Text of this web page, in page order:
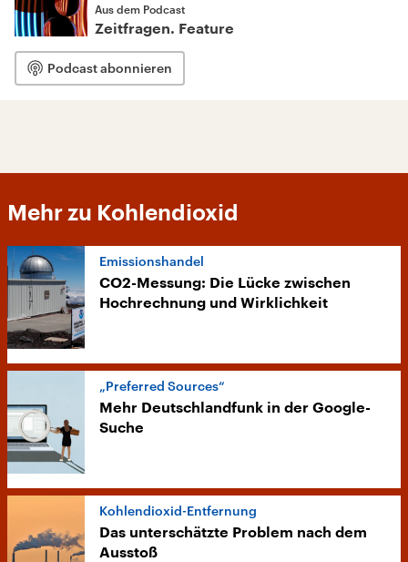
Aus dem Podcast
Zeitfragen. Feature
Podcast abonnieren
Mehr zu Kohlendioxid
Emissionshandel
CO2-Messung: Die Lücke zwischen
Hochrechnung und Wirklichkeit
„Preferred Sources“
Mehr Deutschlandfunk in der Google-
Suche
Kohlendioxid-Entfernung
Das unterschätzte Problem nach dem
Ausstoß